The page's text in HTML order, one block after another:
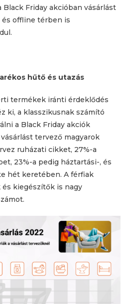
Friday akcióban vásárlást
offline térben is
hűtő és utazás
termékek iránti érdeklődés
ki, a klasszikusnak számító
a Black Friday akciók
tervező magyarok
ruházati cikket, 27%-a
23%-a pedig háztartási-, és
hét keretében. A férfiak
kiegészítők is nagy